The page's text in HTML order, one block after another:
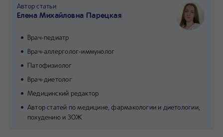
Автор статьи
Елена Михайловна Парецкая
Врач-педиатр
Врач-аллерголог-иммунолог
Патофизиолог
Врач-диетолог
Медицинский редактор
Автор статей по медицине, фармакологии и диетологии,
похудению и ЗОЖ